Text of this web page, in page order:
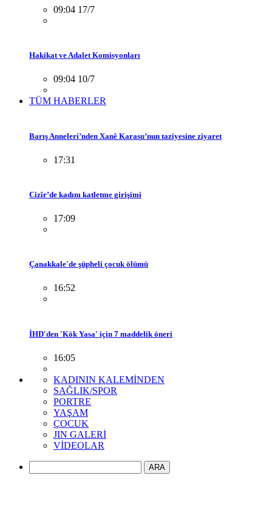
09:04 17/7
Hakikat ve Adalet Komisyonları
09:04 10/7
TÜM HABERLER
Barış Anneleri’nden Xanê Karasu’nun taziyesine ziyaret
17:31
Cizîr’de kadını katletme girişimi
17:09
Çanakkale'de şüpheli çocuk ölümü
16:52
İHD'den 'Kök Yasa' için 7 maddelik öneri
16:05
KADININ KALEMİNDEN
SAĞLIK/SPOR
PORTRE
YAŞAM
ÇOCUK
JIN GALERİ
VİDEOLAR
ARA